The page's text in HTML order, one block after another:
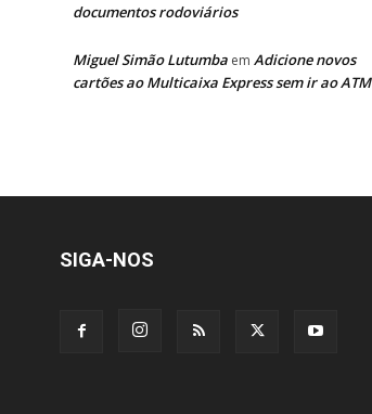
documentos rodoviários
Miguel Simão Lutumba em Adicione novos
cartões ao Multicaixa Express sem ir ao ATM
SIGA-NOS